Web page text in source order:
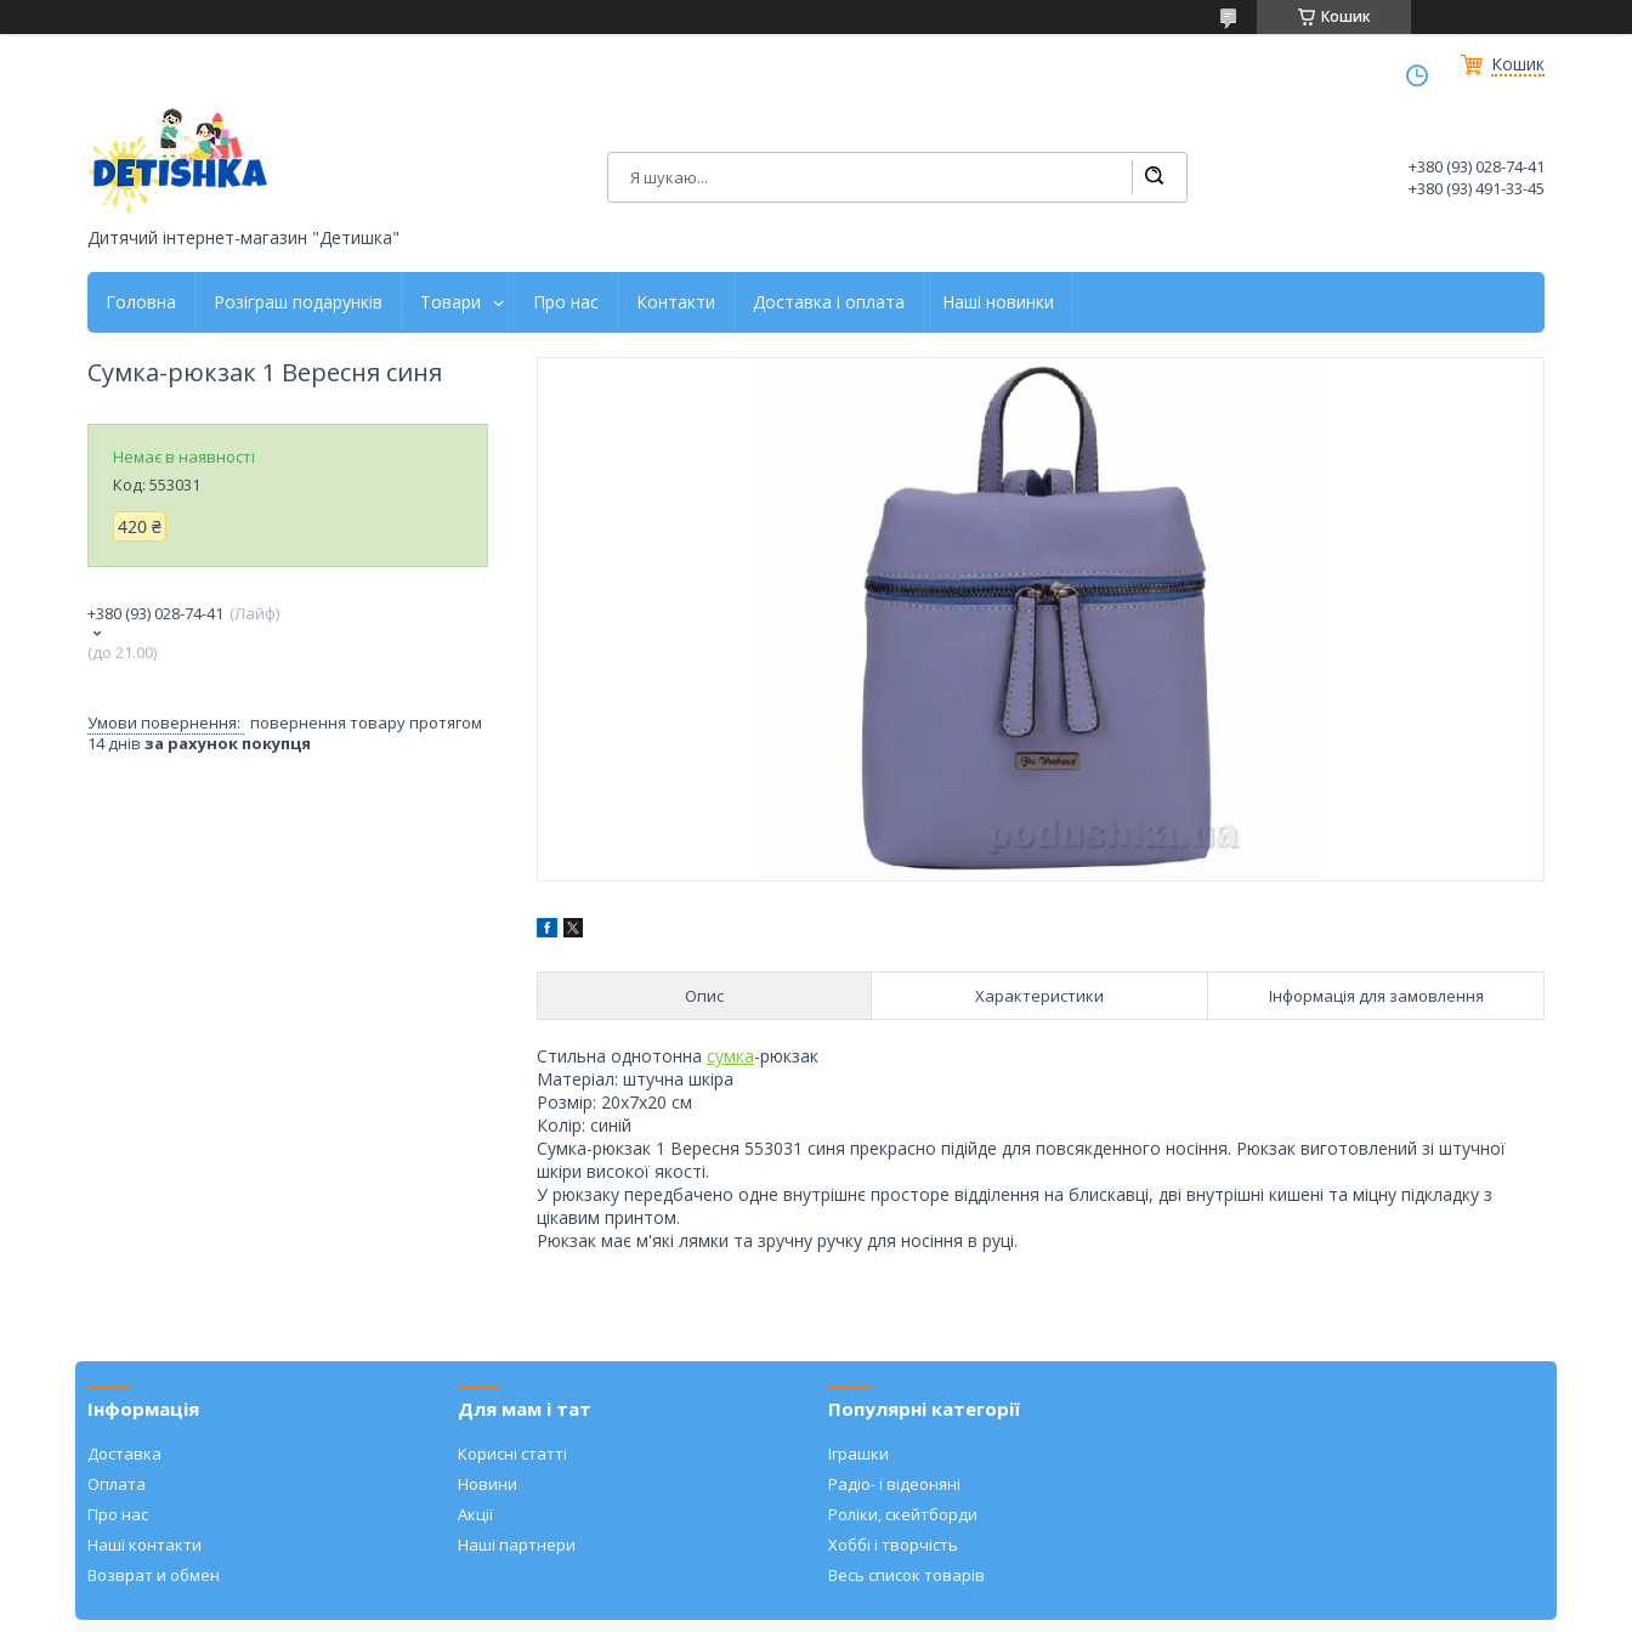
Кошик
Кошик
Дитячий інтернет-магазин "Детишка"
+380 (93) 028-74-41
+380 (93) 491-33-45
Головна Розіграш подарунків Товари Про нас Контакти Доставка і оплата Наші новинки
Опис Характеристики Інформація для замовлення
Стильна однотонна сумка-рюкзак
Матеріал: штучна шкіра
Розмір: 20х7х20 см
Колір: синій
Сумка-рюкзак 1 Вересня 553031 синя прекрасно підійде для повсякденного носіння. Рюкзак виготовлений зі штучної
шкіри високої якості.
У рюкзаку передбачено одне внутрішнє просторе відділення на блискавці, дві внутрішні кишені та міцну підкладку з
цікавим принтом.
Рюкзак має м'які лямки та зручну ручку для носіння в руці.
Сумка-рюкзак 1 Вересня синя
Немає в наявності
Код: 553031
420 ₴
+380 (93) 028-74-41
Лайф
(до 21.00)
повернення товару протягом
14 днів за рахунок покупця
Інформація
Доставка
Оплата
Про нас
Наші контакти
Возврат и обмен
Для мам і тат
Корисні статті
Новини
Акції
Наші партнери
Популярні категорії
Іграшки
Радіо- і відеоняні
Роліки, скейтборди
Хоббі і творчість
Весь список товарів